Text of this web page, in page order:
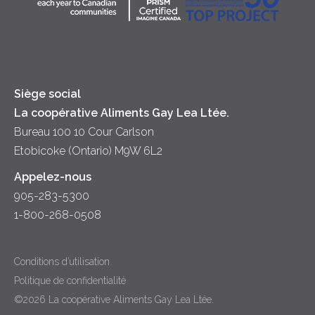
Principes coopératifs
Siège social
La coopérative Aliments Gay Lea Ltée.
Bureau 100 10 Cour Carlson
Etobicoke (Ontario) M9W 6L2
Appelez-nous
905-283-5300
1-800-268-0508
Conditions d’utilisation
Politique de confidentialité
©2026 La coopérative Aliments Gay Lea Ltée.